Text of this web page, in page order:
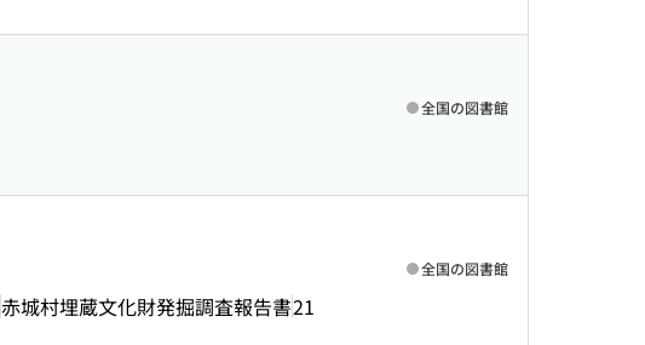
全国の図書館
赤城村埋蔵文化財発掘調査報告書21
全国の図書館